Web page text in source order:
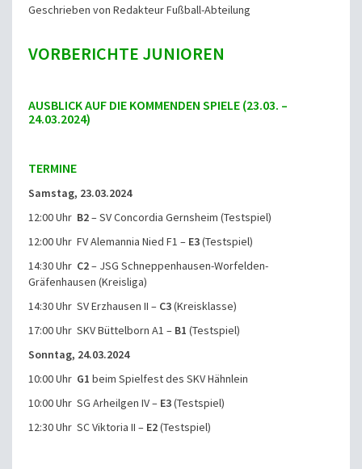
Geschrieben von Redakteur Fußball-Abteilung
VORBERICHTE JUNIOREN
AUSBLICK AUF DIE KOMMENDEN SPIELE (23.03. –
24.03.2024)
TERMINE
Samstag, 23.03.2024
12:00 Uhr B2– SV Concordia Gernsheim (Testspiel)
12:00 Uhr FV Alemannia Nied F1 – E3(Testspiel)
14:30 Uhr C2– JSG Schneppenhausen-Worfelden-
Gräfenhausen (Kreisliga)
14:30 Uhr SV Erzhausen II – C3(Kreisklasse)
17:00 Uhr SKV Büttelborn A1 – B1 (Testspiel)
Sonntag, 24.03.2024
10:00 Uhr G1 beim Spielfest des SKV Hähnlein
10:00 Uhr SG Arheilgen IV – E3(Testspiel)
12:30 Uhr SC Viktoria II – E2(Testspiel)